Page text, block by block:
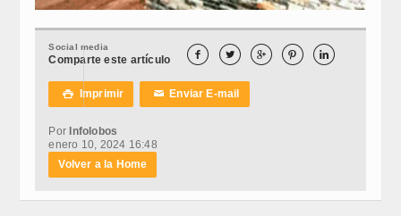
Social media
Comparte este artículo     
 Imprimir ✉Enviar E-mail
PorInfolobos
enero 10, 2024 16:48
Volver a la Home